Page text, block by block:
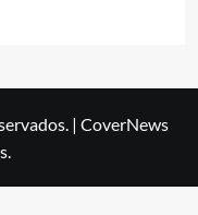
| CoverNews